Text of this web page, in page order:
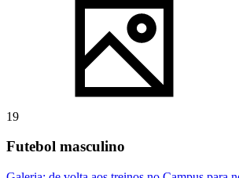
19
Futebol masculino